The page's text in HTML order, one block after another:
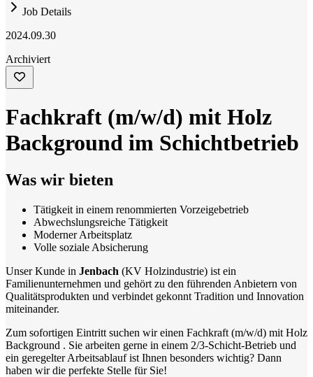
Job Details
2024.09.30
Archiviert
Fachkraft (m/w/d) mit Holz
Background im Schichtbetrieb
Was wir bieten
Tätigkeit in einem renommierten Vorzeigebetrieb
Abwechslungsreiche Tätigkeit
Moderner Arbeitsplatz
Volle soziale Absicherung
Unser Kunde in Jenbach (KV Holzindustrie) ist ein
Familienunternehmen und gehört zu den führenden Anbietern von
Qualitätsprodukten und verbindet gekonnt Tradition und Innovation
miteinander.
Zum sofortigen Eintritt suchen wir einen Fachkraft (m/w/d) mit Holz
Background . Sie arbeiten gerne in einem 2/3-Schicht-Betrieb und
ein geregelter Arbeitsablauf ist Ihnen besonders wichtig? Dann
haben wir die perfekte Stelle für Sie!